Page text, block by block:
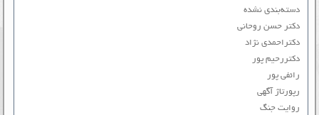
دسته‌بندی نشده
دکتر حسن روحانی
دکتراحمدی نژاد
دکتررحیم پور
رائفی پور
رپورتاژ آگهی
روایت جنگ